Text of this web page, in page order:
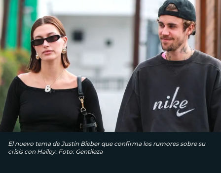
El nuevo tema de Justin Bieber que confirma los rumores sobre su
crisis con Hailey. Foto: Gentileza